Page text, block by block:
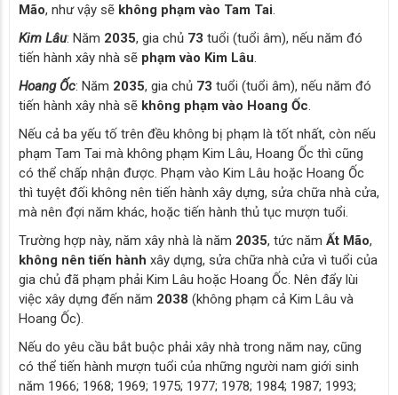
Mão, như vậy sẽ không phạm vào Tam Tai.
Kim Lâu: Năm 2035, gia chủ 73 tuổi (tuổi âm), nếu năm đó
tiến hành xây nhà sẽ phạm vào Kim Lâu.
Hoang Ốc: Năm 2035, gia chủ 73 tuổi (tuổi âm), nếu năm đó
tiến hành xây nhà sẽ không phạm vào Hoang Ốc.
Nếu cả ba yếu tố trên đều không bị phạm là tốt nhất, còn nếu
phạm Tam Tai mà không phạm Kim Lâu, Hoang Ốc thì cũng
có thể chấp nhận được. Phạm vào Kim Lâu hoặc Hoang Ốc
thì tuyệt đối không nên tiến hành xây dựng, sửa chữa nhà cửa,
mà nên đợi năm khác, hoặc tiến hành thủ tục mượn tuổi.
Trường hợp này, năm xây nhà là năm 2035, tức năm Ất Mão,
không nên tiến hành xây dựng, sửa chữa nhà cửa vì tuổi của
gia chủ đã phạm phải Kim Lâu hoặc Hoang Ốc. Nên đẩy lùi
việc xây dựng đến năm 2038 (không phạm cả Kim Lâu và
Hoang Ốc).
Nếu do yêu cầu bắt buộc phải xây nhà trong năm nay, cũng
có thể tiến hành mượn tuổi của những người nam giới sinh
năm 1966; 1968; 1969; 1975; 1977; 1978; 1984; 1987; 1993;